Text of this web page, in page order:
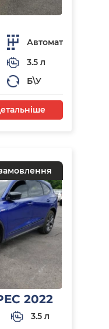
Автомат
3.5 л
Б\У
2022
3.5 л